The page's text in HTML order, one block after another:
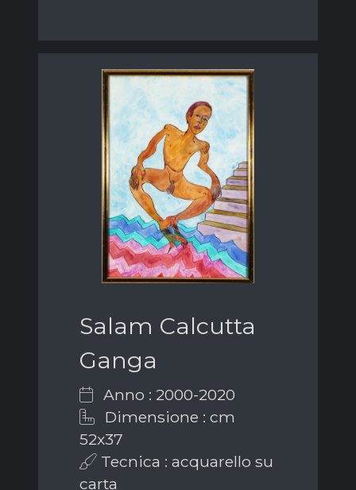
Salam Calcutta
Ganga
Anno : 2000-2020
Dimensione : cm
52x37
Tecnica : acquarello su
carta